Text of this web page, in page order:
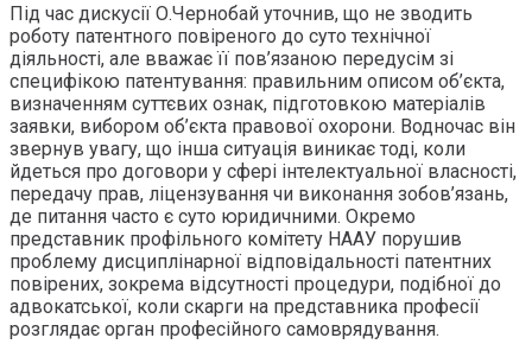
Під час дискусії О.Чернобай уточнив, що не зводить
роботу патентного повіреного до суто технічної
діяльності, але вважає її пов’язаною передусім зі
специфікою патентування: правильним описом об’єкта,
визначенням суттєвих ознак, підготовкою матеріалів
заявки, вибором об’єкта правової охорони. Водночас він
звернув увагу, що інша ситуація виникає тоді, коли
йдеться про договори у сфері інтелектуальної власності,
передачу прав, ліцензування чи виконання зобов’язань,
де питання часто є суто юридичними. Окремо
представник профільного комітету НААУ порушив
проблему дисциплінарної відповідальності патентних
повірених, зокрема відсутності процедури, подібної до
адвокатської, коли скарги на представника професії
розглядає орган професійного самоврядування.